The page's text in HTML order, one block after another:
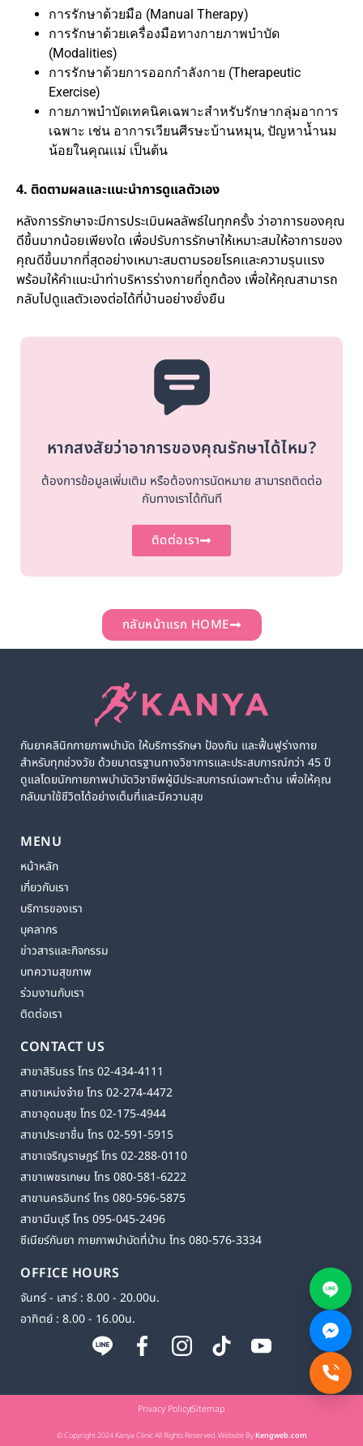
การรักษาด้วยมือ (Manual Therapy)
การรักษาด้วยเครื่องมือทางกายภาพบำบัด
(Modalities)
การรักษาด้วยการออกกำลังกาย (Therapeutic
Exercise)
กายภาพบำบัดเทคนิคเฉพาะสำหรับรักษากลุ่มอาการ
เฉพาะ เช่น อาการเวียนศีรษะบ้านหมุน, ปัญหาน้ำนม
น้อยในคุณเเม่ เป็นต้น
4. ติดตามผลและแนะนำการดูแลตัวเอง
หลังการรักษาจะมีการประเมินผลลัพธ์ในทุกครั้ง ว่าอาการของคุณ
ดีขึ้นมากน้อยเพียงใด เพื่อปรับการรักษาให้เหมาะสมให้อาการของ
คุณดีขึ้นมากที่สุดอย่างเหมาะสมตามรอยโรคเเละความรุนเเรง
พร้อมให้คำแนะนำท่าบริหารร่างกายที่ถูกต้อง เพื่อให้คุณสามารถ
กลับไปดูแลตัวเองต่อได้ที่บ้านอย่างยั่งยืน
หากสงสัยว่าอาการของคุณรักษาได้ไหม?
ต้องการข้อมูลเพิ่มเติม หรือต้องการนัดหมาย สามารถติดต่อ
กับทางเราได้ทันที
ติดต่อเรา
กลับหน้าแรก HOME
กันยาคลินิกกายภาพบำบัด ให้บริการรักษา ป้องกัน และฟื้นฟูร่างกาย
สำหรับทุกช่วงวัย ด้วยมาตรฐานทางวิชาการและประสบการณ์กว่า 45 ปี
ดูแลโดยนักกายภาพบำบัดวิชาชีพผู้มีประสบการณ์เฉพาะด้าน เพื่อให้คุณ
กลับมาใช้ชีวิตได้อย่างเต็มที่และมีความสุข
MENU
หน้าหลัก
เกี่ยวกับเรา
บริการของเรา
บุคลากร
ข่าวสารและกิจกรรม
บทความสุขภาพ
ร่วมงานกับเรา
ติดต่อเรา
CONTACT US
สาขาสิรินธร โทร 02-434-4111
สาขาเหม่งจ๋าย โทร 02-274-4472
สาขาอุดมสุข โทร 02-175-4944
สาขาประชาชื่น โทร 02-591-5915
สาขาเจริญราษฎร์ โทร 02-288-0110
สาขาเพชรเกษม โทร 080-581-6222
สาขานครอินทร์ โทร 080-596-5875
สาขามีนบุรี โทร 095-045-2496
ซีเนียร์กันยา กายภาพบำบัดที่บ้าน โทร 080-576-3334
OFFICE HOURS
จันทร์ - เสาร์ : 8.00 - 20.00น.
อาทิตย์ : 8.00 - 16.00น.
© Copyright 2024 Kanya Clinic All Rights Reserved. Website ByKengweb.com
Privacy PolicySitemap